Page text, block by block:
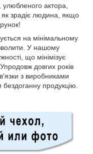
актора,
як зрадіє людина, якщо
на мінімальному
У нашому
що мінімізує
довгих років
з виробниками
продукцію.